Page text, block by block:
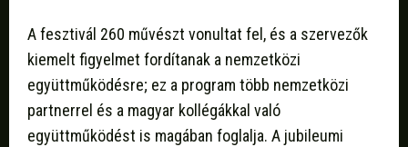
A fesztivál 260 művészt vonultat fel, és a szervezők
kiemelt figyelmet fordítanak a nemzetközi
együttműködésre; ez a program több nemzetközi
partnerrel és a magyar kollégákkal való
együttműködést is magában foglalja. A jubileumi